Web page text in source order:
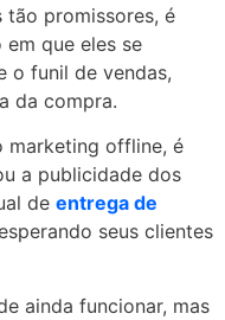
tão promissores, é
que eles se
o funil de vendas,
da compra.
marketing offline, é
a publicidade dos
de entrega de
seus clientes
ainda funcionar, mas